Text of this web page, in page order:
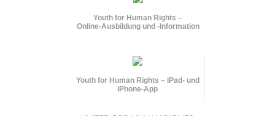
Youth for Human Rights –
Online-Ausbildung und -Information
Youth for Human Rights – iPad- und
iPhone-App